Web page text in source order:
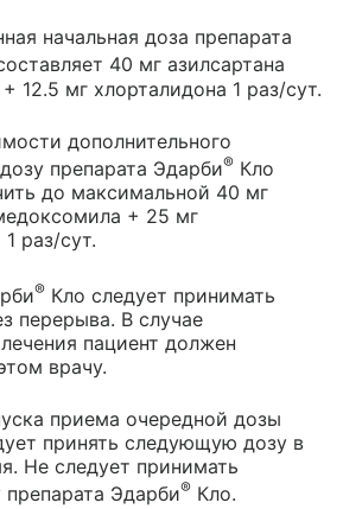
начальная доза препарата
40 мг азилсартана
12.5 мг хлорталидона 1 раз/сут.
дополнительного
препарата Эдарби® Кло
до максимальной 40 мг
+ 25 мг
раз/сут.
® Кло следует принимать
перерыва. В случае
пациент должен
врачу.
приема очередной дозы
принять следующую дозу в
Не следует принимать
Эдарби® Кло.